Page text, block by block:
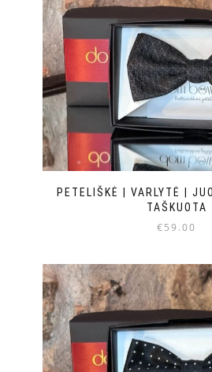
PETELIŠKĖ | VARLYTĖ |
TAŠKUOTA
€59.00